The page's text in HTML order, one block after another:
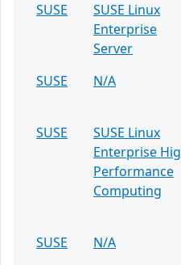
SUSE
SUSE Linux
Enterprise
Server
SUSE
N/A
SUSE
SUSE Linux
Enterprise
Performance
Computing
SUSE
N/A